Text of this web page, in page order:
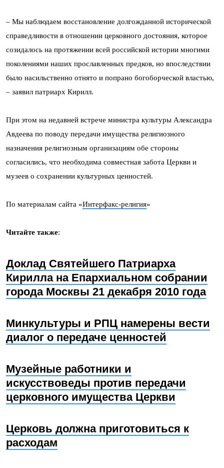
– Мы наблюдаем восстановление долгожданной исторической
справедливости в отношении церковного достояния, которое
созидалось на протяжении всей российской истории многими
поколениями наших прославленных предков, но впоследствии
было насильственно отнято и попрано богоборческой властью,
– заявил патриарх Кирилл.
При этом на недавней встрече министра культуры Александра
Авдеева по поводу передачи имущества религиозного
назначения религиозным организациям обе стороны
согласились, что необходима совместная забота Церкви и
музеев о сохранении культурных ценностей.
По материалам сайта «Интерфакс-религия»
Читайте также:
Доклад Святейшего Патриарха
Кирилла на Епархиальном собрании
города Москвы 21 декабря 2010 года
Минкультуры и РПЦ намерены вести
диалог о передаче ценностей
Музейные работники и
искусствоведы против передачи
церковного имущества Церкви
Церковь должна приготовиться к
расходам